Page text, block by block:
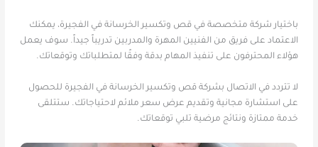
باختيار شركة متخصصة في قص وتكسير الخرسانة في الفجيرة، يمكنك
الاعتماد على فريق من الفنيين المهرة والمدربين تدريباً جيداً. سوف يعمل
هؤلاء المحترفون على تنفيذ المهام بدقة وفقًا لمتطلباتك وتوقعاتك.
لا تتردد في الاتصال بشركة قص وتكسير الخرسانة في الفجيرة للحصول
على استشارة مجانية وتقديم عرض سعر ملائم لاحتياجاتك. ستتلقى
خدمة ممتازة ونتائج مرضية تلبي توقعاتك.